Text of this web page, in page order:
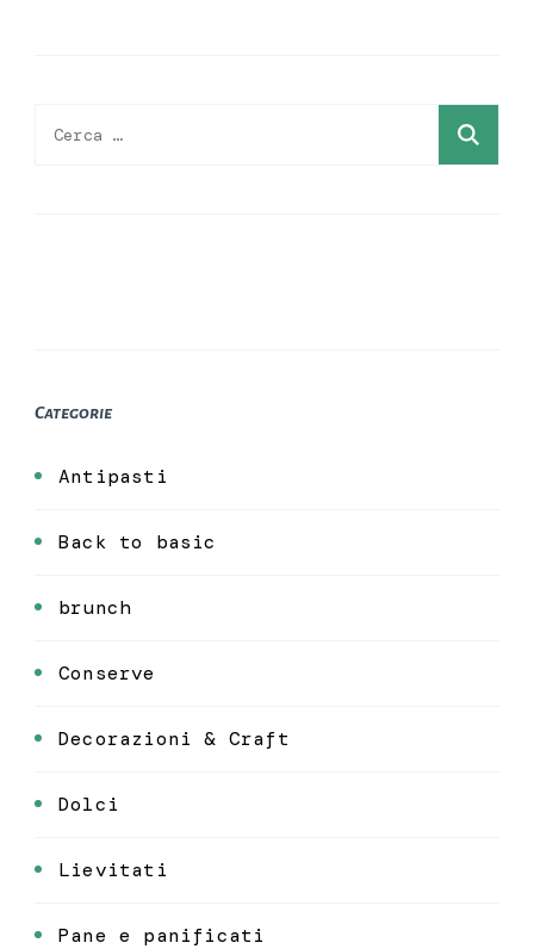
Ricerca
Categorie
Antipasti
Back to basic
brunch
Conserve
Decorazioni & Craft
Dolci
Lievitati
Pane e panificati